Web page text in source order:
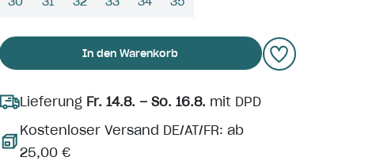
In den Warenkorb
Lieferung Fr. 14.8. – So. 16.8.mit DPD
Kostenloser Versand DE/AT/FR: ab
25,00 €